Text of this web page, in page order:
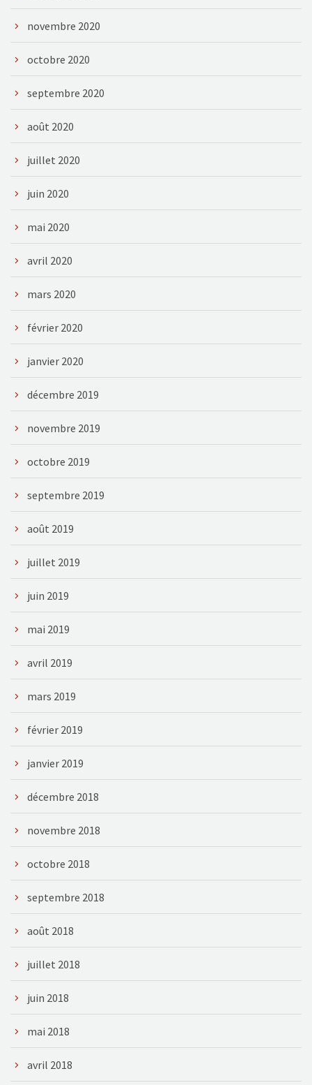
novembre 2020
octobre 2020
septembre 2020
août 2020
juillet 2020
juin 2020
mai 2020
avril 2020
mars 2020
février 2020
janvier 2020
décembre 2019
novembre 2019
octobre 2019
septembre 2019
août 2019
juillet 2019
juin 2019
mai 2019
avril 2019
mars 2019
février 2019
janvier 2019
décembre 2018
novembre 2018
octobre 2018
septembre 2018
août 2018
juillet 2018
juin 2018
mai 2018
avril 2018